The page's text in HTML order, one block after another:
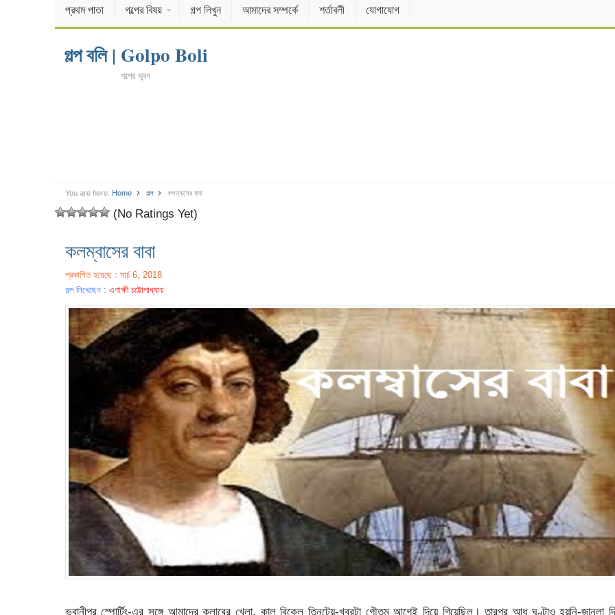
প্রথম পাতা গল্পের বিষয় গল্প লিখুন আমাদের সম্পর্কে শর্তাবলী যোগাযোগ
গল্প বলি | Golpo Boli
গল্পের ভুবন
You are here: Home গল্প কলম্বাসের বাবা
(No Ratings Yet)
কলম্বাসের বাবা
প্রকাশিত হয়েছে : মার্চ 6, 2018
গল্প লিখেছেন : এণাক্ষী চট্টোপাধ্যায়
ভবানীপুর স্পোর্টিং-এর সঙ্গে আমাদের ক্লাবের খেলা, কাল বিকেল তিনটেয়-খবরটা গৌতম আগেই দিয়ে গিয়েছিল। তারপর আধ ঘণ্টাও হয়নি-জানলা